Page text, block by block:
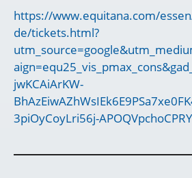
https://www.equitana.com/
de/tickets.html?
jwKCAiArKW-
3piOyCoyLri56j-